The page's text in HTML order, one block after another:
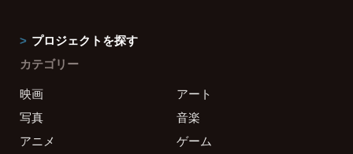
プロジェクトを探す
カテゴリー
映画
アート
写真
音楽
アニメ
ゲーム